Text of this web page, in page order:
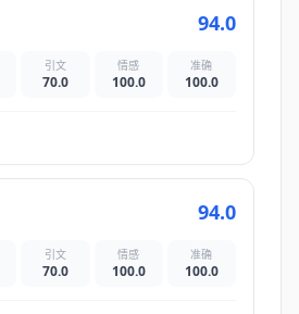
94.0
引文
70.0
情感
100.0
准确
100.0
94.0
引文
70.0
情感
100.0
准确
100.0